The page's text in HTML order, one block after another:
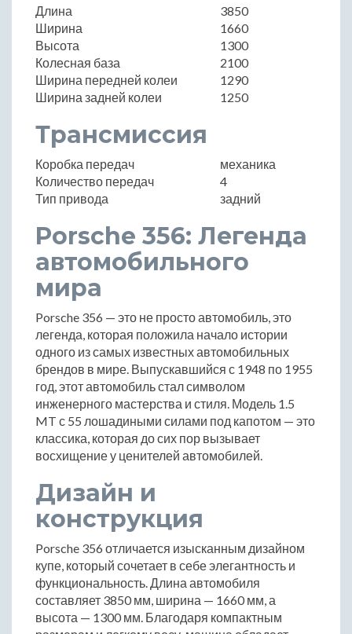
Длина
3850
Ширина
1660
Высота
1300
Колесная база
2100
Ширина передней колеи
1290
Ширина задней колеи
1250
Трансмиссия
Коробка передач
механика
Количество передач
4
Тип привода
задний
Porsche 356: Легенда
автомобильного
мира
Porsche 356 — это не просто автомобиль, это
легенда, которая положила начало истории
одного из самых известных автомобильных
брендов в мире. Выпускавшийся с 1948 по 1955
год, этот автомобиль стал символом
инженерного мастерства и стиля. Модель 1.5
MT с 55 лошадиными силами под капотом — это
классика, которая до сих пор вызывает
восхищение у ценителей автомобилей.
Дизайн и
конструкция
Porsche 356 отличается изысканным дизайном
купе, который сочетает в себе элегантность и
функциональность. Длина автомобиля
составляет 3850 мм, ширина — 1660 мм, а
высота — 1300 мм. Благодаря компактным